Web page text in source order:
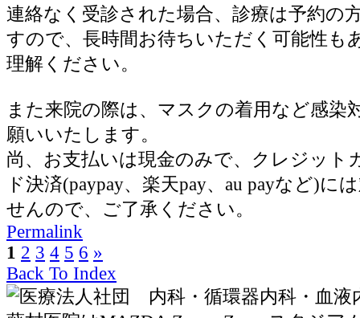
連絡なく受診された場合、診療は予約の
すので、長時間お待ちいただく可能性も
理解ください。
また来院の際は、マスクの着用など感染
願いいたします。
尚、お支払いは現金のみで、クレジット
ド決済(paypay、楽天pay、au payなど)に
せんので、ご了承ください。
Permalink
1 2 3 4 5 6 »
Back To Index